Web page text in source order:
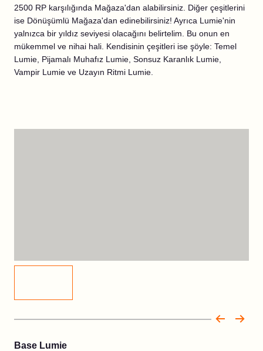
2500 RP karşılığında Mağaza'dan alabilirsiniz. Diğer çeşitlerini
ise Dönüşümlü Mağaza'dan edinebilirsiniz! Ayrıca Lumie'nin
yalnızca bir yıldız seviyesi olacağını belirtelim. Bu onun en
mükemmel ve nihai hali. Kendisinin çeşitleri ise şöyle: Temel
Lumie, Pijamalı Muhafız Lumie, Sonsuz Karanlık Lumie,
Vampir Lumie ve Uzayın Ritmi Lumie.
Base Lumie